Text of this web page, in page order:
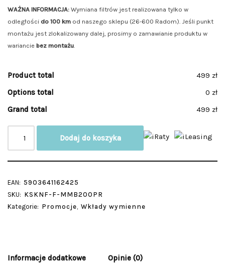
WAŻNA INFORMACJA: Wymiana filtrów jest realizowana tylko w
odległości do 100 km od naszego sklepu (26-600 Radom). Jeśli punkt
montażu jest zlokalizowany dalej, prosimy o zamawianie produktu w
wariancie bez montażu.
Product total
499 zł
Options total
0 zł
Grand total
499 zł
Dodaj do koszyka
EAN: 5903641162425
SKU: KSKNF-F-MMB200PR
Kategorie: Promocje, Wkłady wymienne
Informacje dodatkowe Opinie (0)